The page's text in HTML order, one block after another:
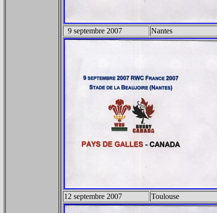
9 septembre 2007 Nantes
12 septembre 2007 Toulouse